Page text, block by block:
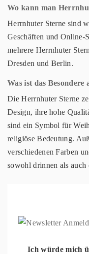
Wo kann man
Herrnhuter Sterne sind
Geschäften und Online-
mehrere Herrnhuter
Dresden und Berlin.
Was ist das
Die Herrnhuter Sterne
Design, ihre hohe
sind ein Symbol für
religiöse Bedeutung.
verschiedenen Farben
sowohl drinnen als auch
Ich würde mich